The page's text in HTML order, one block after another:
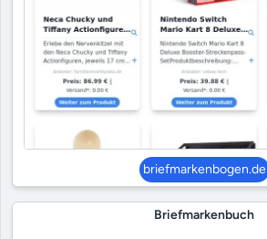
briefmarkenbogen.de
Briefmarkenbuch